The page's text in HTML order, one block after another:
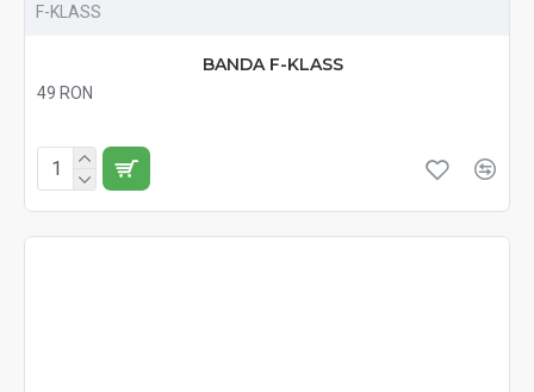
F-KLASS
BANDA F-KLASS
49 RON